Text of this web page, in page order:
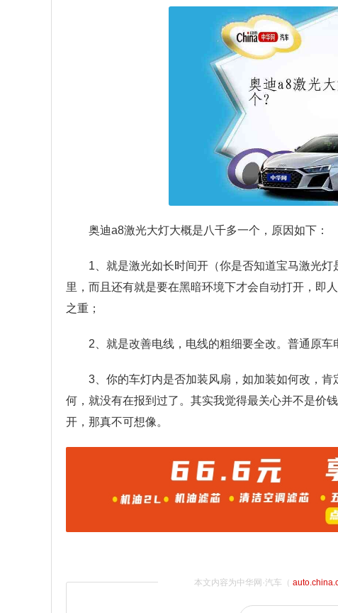
奥迪a8激光大灯大概是八千多一个，原因如下：
1、就是激光如长时间开（你是否知道宝马激光
里，而且还有就是要在黑暗环境下才会自动打开，即
之重；
2、就是改善电线，电线的粗细要全改。普通原
3、你的车灯内是否加装风扇，如加装如何改，
何，就没有在报到过了。其实我觉得最关心并不是价
开，那真不可想像。
本文内容为中华网·汽车（